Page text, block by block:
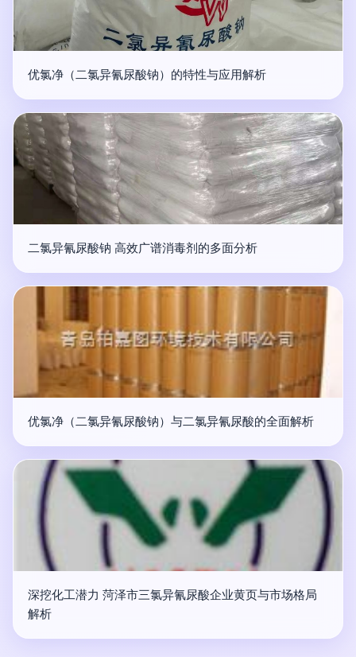
优氯净（二氯异氰尿酸钠）的特性与应用解析
二氯异氰尿酸钠 高效广谱消毒剂的多面分析
优氯净（二氯异氰尿酸钠）与二氯异氰尿酸的全面解析
深挖化工潜力 菏泽市三氯异氰尿酸企业黄页与市场格局
解析